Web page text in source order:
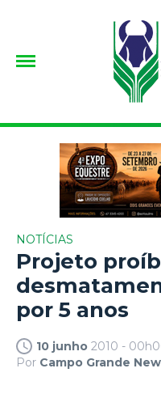
NOTÍCIAS
Projeto
por 5 anos
10 junho 2010 -
Por Campo Grande